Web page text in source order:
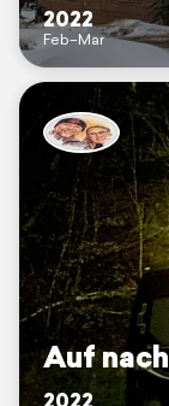
2022
Feb–Mar
Auf